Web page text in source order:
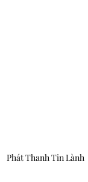
Phát Thanh Tin Lành